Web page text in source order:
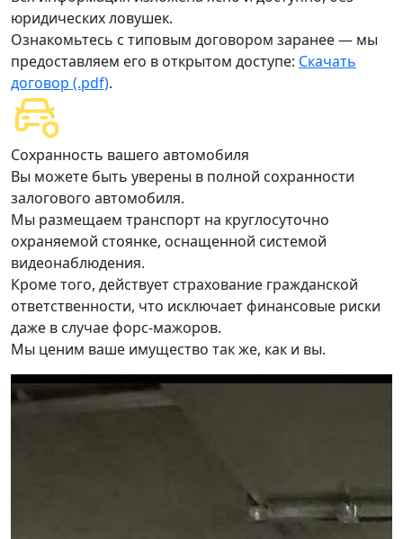
юридических ловушек.
Ознакомьтесь с типовым договором заранее — мы
предоставляем его в открытом доступе: Скачать
договор (.pdf).
Сохранность вашего автомобиля
Вы можете быть уверены в полной сохранности
залогового автомобиля.
Мы размещаем транспорт на круглосуточно
охраняемой стоянке, оснащенной системой
видеонаблюдения.
Кроме того, действует страхование гражданской
ответственности, что исключает финансовые риски
даже в случае форс-мажоров.
Мы ценим ваше имущество так же, как и вы.